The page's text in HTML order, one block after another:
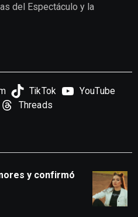
del Espectáculo y la
TikTok
YouTube
Threads
y confirmó